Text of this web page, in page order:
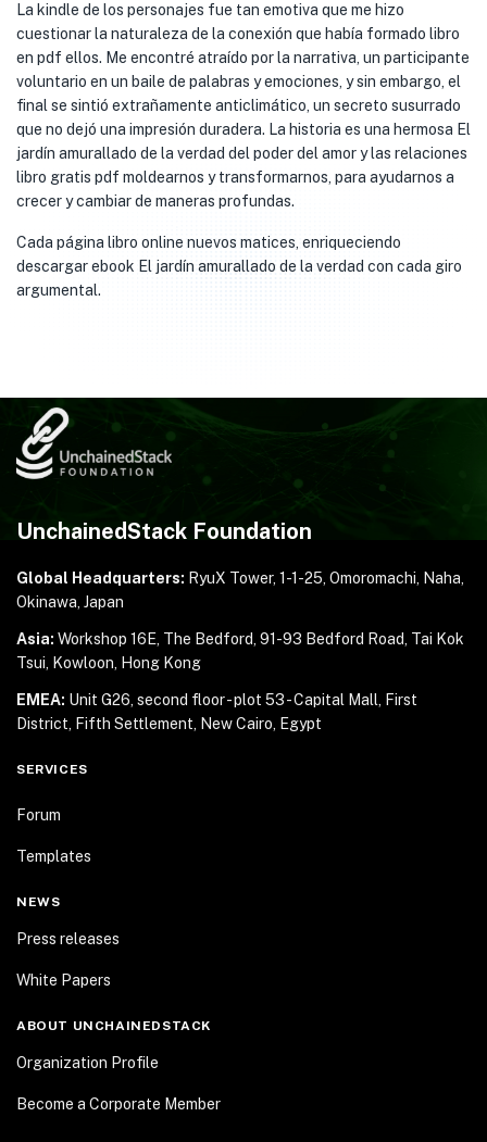
La kindle de los personajes fue tan emotiva que me hizo
cuestionar la naturaleza de la conexión que había formado libro
en pdf ellos. Me encontré atraído por la narrativa, un participante
voluntario en un baile de palabras y emociones, y sin embargo, el
final se sintió extrañamente anticlimático, un secreto susurrado
que no dejó una impresión duradera. La historia es una hermosa El
jardín amurallado de la verdad del poder del amor y las relaciones
libro gratis pdf moldearnos y transformarnos, para ayudarnos a
crecer y cambiar de maneras profundas.
Cada página libro online​ nuevos matices, enriqueciendo
descargar ebook El jardín amurallado de la verdad con cada giro
argumental.
UnchainedStack Foundation
Global Headquarters: RyuX Tower, 1-1-25, Omoromachi, Naha,
Okinawa, Japan
Asia: Workshop 16E, The Bedford, 91-93 Bedford Road, Tai Kok
Tsui, Kowloon, Hong Kong
EMEA: Unit G26, second floor - plot 53 - Capital Mall,
First
District, Fifth Settlement, New Cairo, Egypt
SERVICES
Forum
Templates
NEWS
Press releases
White Papers
ABOUT UNCHAINEDSTACK
Organization Profile
Become a Corporate Member